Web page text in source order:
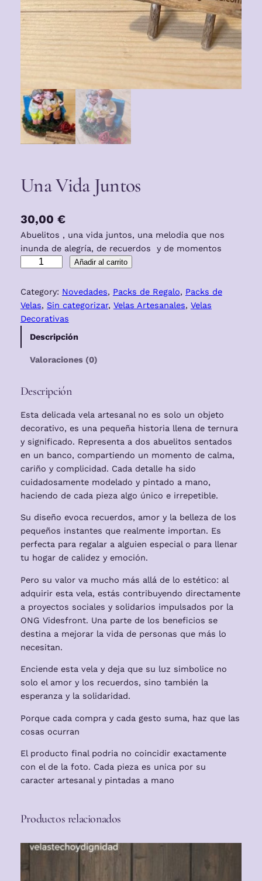
Una Vida Juntos
30,00 €
Abuelitos , una vida juntos, una melodia que nos
inunda de alegría, de recuerdos y de momentos
a
V
i
d
t
o
s
i
a
d
Añadir al carrito
Category: Novedades, Packs de Regalo, Packs de
Velas, Sin categorizar, Velas Artesanales, Velas
Decorativas
Descripción
Valoraciones (0)
Descripción
Esta delicada vela artesanal no es solo un objeto
decorativo, es una pequeña historia llena de ternura
y significado. Representa a dos abuelitos sentados
en un banco, compartiendo un momento de calma,
cariño y complicidad. Cada detalle ha sido
cuidadosamente modelado y pintado a mano,
haciendo de cada pieza algo único e irrepetible.
Su diseño evoca recuerdos, amor y la belleza de los
pequeños instantes que realmente importan. Es
perfecta para regalar a alguien especial o para llenar
tu hogar de calidez y emoción.
Pero su valor va mucho más allá de lo estético: al
adquirir esta vela, estás contribuyendo directamente
a proyectos sociales y solidarios impulsados por la
ONG Videsfront. Una parte de los beneficios se
destina a mejorar la vida de personas que más lo
necesitan.
Enciende esta vela y deja que su luz simbolice no
solo el amor y los recuerdos, sino también la
esperanza y la solidaridad.
Porque cada compra y cada gesto suma, haz que las
cosas ocurran
El producto final podria no coincidir exactamente
con el de la foto. Cada pieza es unica por su
caracter artesanal y pintadas a mano
Productos relacionados